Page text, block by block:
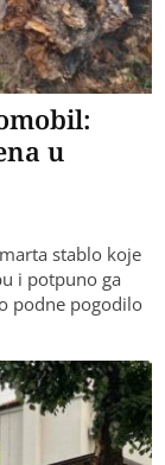
u
stablo koje
i potpuno ga
podne pogodilo